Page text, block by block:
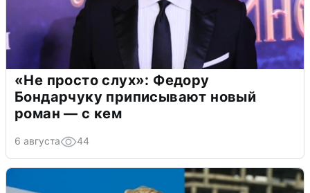
«Не просто слух»: Федору
Бондарчуку приписывают новый
роман — с кем
6 августа 44